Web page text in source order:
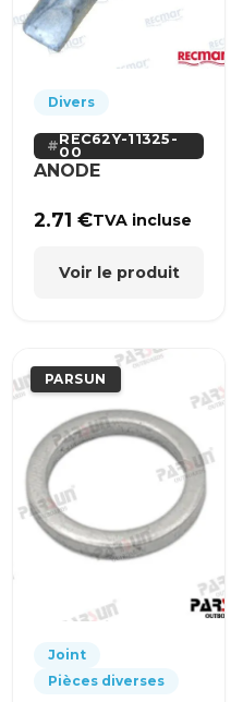
Divers
REC62Y-11325-
00
ANODE
2.71€TVA incluse
Voir le produit
PARSUN
Joint
Pièces diverses